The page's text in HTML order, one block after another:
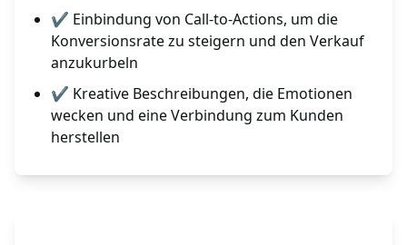
✔ Einbindung von Call-to-Actions, um die
Konversionsrate zu steigern und den Verkauf
anzukurbeln
✔ Kreative Beschreibungen, die Emotionen
wecken und eine Verbindung zum Kunden
herstellen